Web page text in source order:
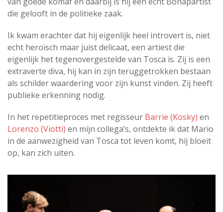
die gelooft in de politieke zaak.
Ik kwam erachter dat hij eigenlijk heel introvert is, niet
echt heroïsch maar juist delicaat, een artiest die
eigenlijk het tegenovergestelde van Tosca is. Zij is een
extraverte diva, hij kan in zijn teruggetrokken bestaan
als schilder waardering voor zijn kunst vinden. Zij heeft
publieke erkenning nodig.
In het repetitieproces met regisseur Barrie (Kosky) en
Lorenzo (Viotti) en mijn collega’s, ontdekte ik dat Mario
in de aanwezigheid van Tosca tot leven komt, hij bloeit
op, kan zich uiten.